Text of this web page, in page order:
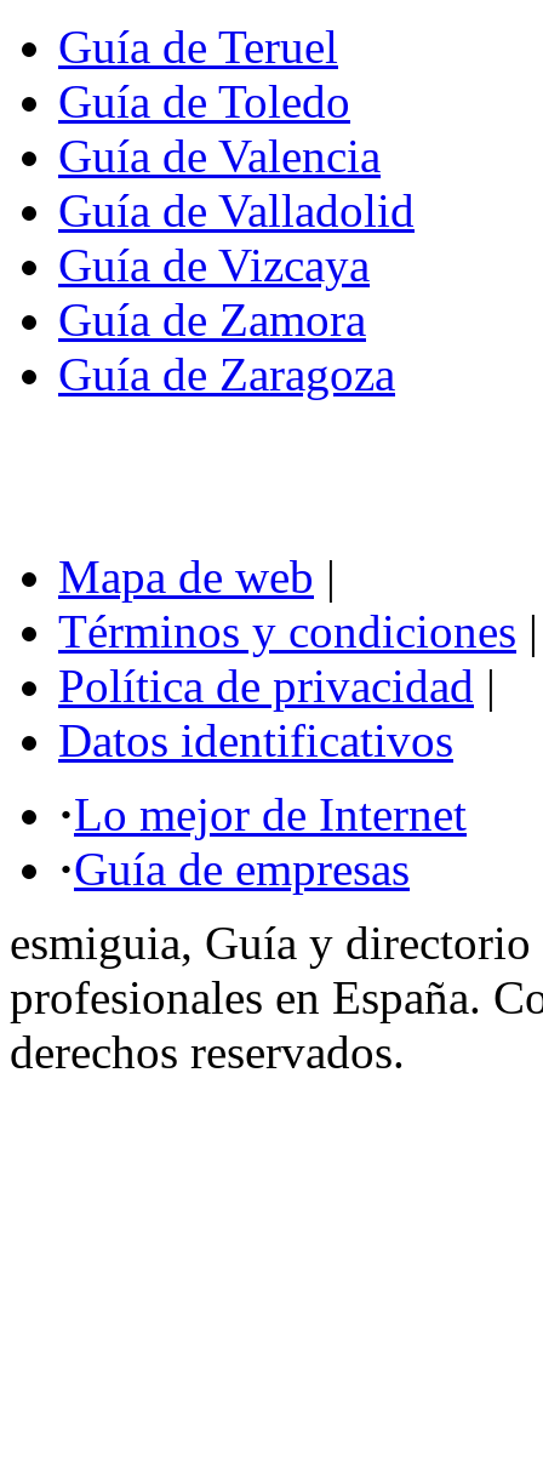
Guía de Teruel
Guía de Toledo
Guía de Valencia
Guía de Valladolid
Guía de Vizcaya
Guía de Zamora
Guía de Zaragoza
Mapa de web |
Términos y condiciones |
Política de privacidad |
Datos identificativos
·Lo mejor de Internet
·Guía de empresas
esmiguia, Guía y directorio
profesionales en España.
derechos reservados.